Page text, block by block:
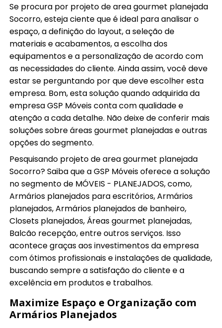
Se procura por projeto de area gourmet planejada
Socorro, esteja ciente que é ideal para analisar o
espaço, a definição do layout, a seleção de
materiais e acabamentos, a escolha dos
equipamentos e a personalização de acordo com
as necessidades do cliente. Ainda assim, você deve
estar se perguntando por que deve escolher esta
empresa. Bom, esta solução quando adquirida da
empresa GSP Móveis conta com qualidade e
atenção a cada detalhe. Não deixe de conferir mais
soluções sobre áreas gourmet planejadas e outras
opções do segmento.
Pesquisando projeto de area gourmet planejada
Socorro? Saiba que a GSP Móveis oferece a solução
no segmento de MÓVEIS - PLANEJADOS, como,
Armários planejados para escritórios, Armários
planejados, Armários planejados de banheiro,
Closets planejados, Áreas gourmet planejadas,
Balcão recepção, entre outros serviços. Isso
acontece graças aos investimentos da empresa
com ótimos profissionais e instalações de qualidade,
buscando sempre a satisfação do cliente e a
excelência em produtos e trabalhos.
Maximize Espaço e Organização com
Armários Planejados